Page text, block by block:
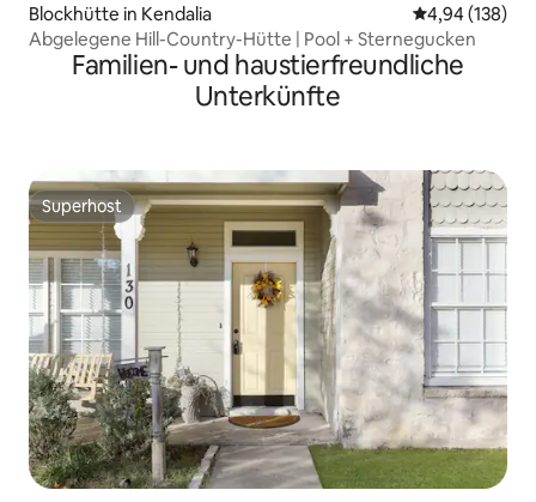
Blockhütte in Kendalia
4,94 (138)
Abgelegene Hill-Country-Hütte | Pool + Sternegucken
Familien- und haustierfreundliche
Unterkünfte
Superhost
Superhost